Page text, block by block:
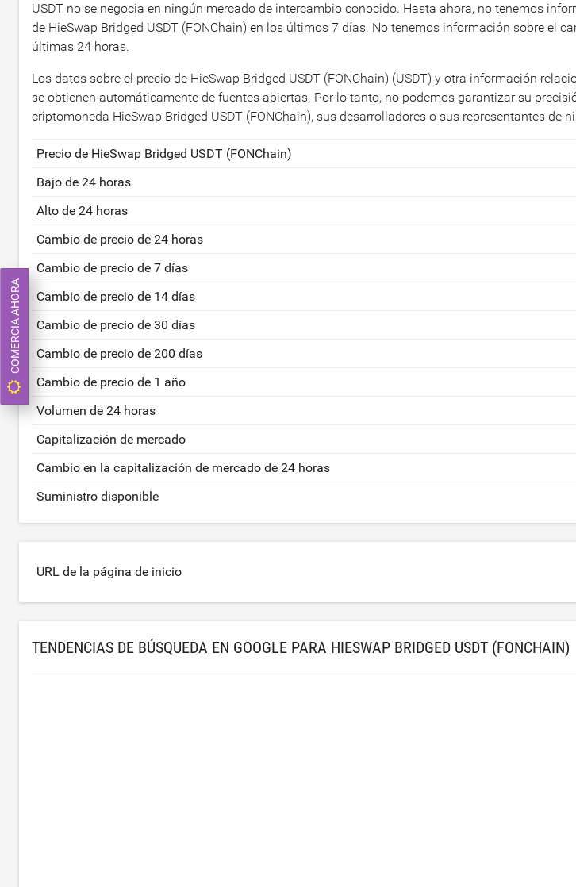
USDT no se negocia en ningún mercado de intercambio conocido. Hasta ahora, no tenemos
de HieSwap Bridged USDT (FONChain) en los últimos 7 días. No tenemos información sobre el
últimas 24 horas.
Los datos sobre el precio de HieSwap Bridged USDT (FONChain) (USDT) y otra información
se obtienen automáticamente de fuentes abiertas. Por lo tanto, no podemos garantizar su
criptomoneda HieSwap Bridged USDT (FONChain), sus desarrolladores o sus representantes de
Precio de HieSwap Bridged USDT (FONChain)
Bajo de 24 horas
Alto de 24 horas
Cambio de precio de 24 horas
Cambio de precio de 7 días
Cambio de precio de 14 días
Cambio de precio de 30 días
Cambio de precio de 200 días
Cambio de precio de 1 año
Volumen de 24 horas
Capitalización de mercado
Cambio en la capitalización de mercado de 24 horas
Suministro disponible
URL de la página de inicio
TENDENCIAS DE BÚSQUEDA EN GOOGLE PARA HIESWAP BRIDGED USDT (FONCHAIN)
COMERCIA AHORA